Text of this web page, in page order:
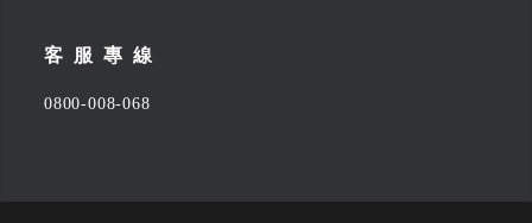
客服專線
0800-008-068